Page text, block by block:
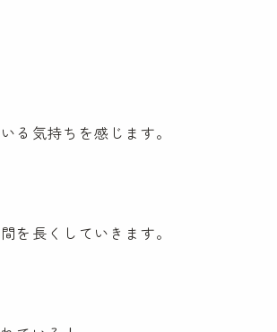
る気持ちを感じます。
を長くしていきます。